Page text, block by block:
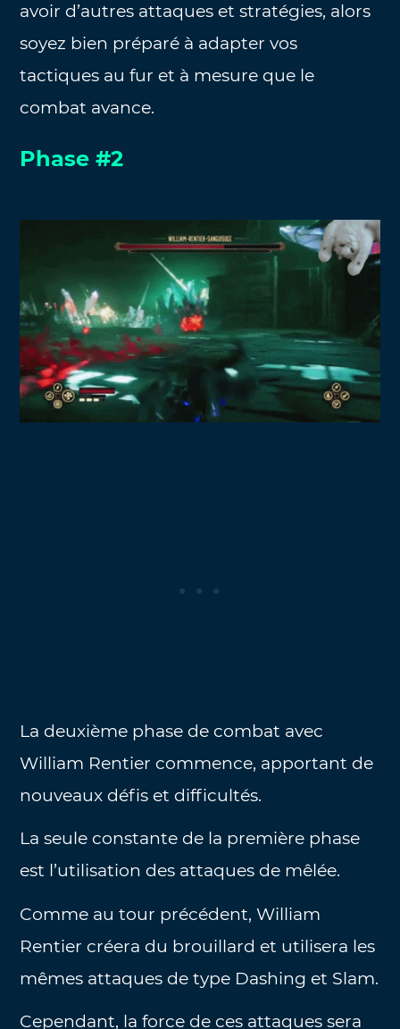
avoir d’autres attaques et stratégies, alors
soyez bien préparé à adapter vos
tactiques au fur et à mesure que le
combat avance.
Phase #2
La deuxième phase de combat avec
William Rentier commence, apportant de
nouveaux défis et difficultés.
La seule constante de la première phase
est l’utilisation des attaques de mêlée.
Comme au tour précédent, William
Rentier créera du brouillard et utilisera les
mêmes attaques de type Dashing et Slam.
Cependant, la force de ces attaques sera